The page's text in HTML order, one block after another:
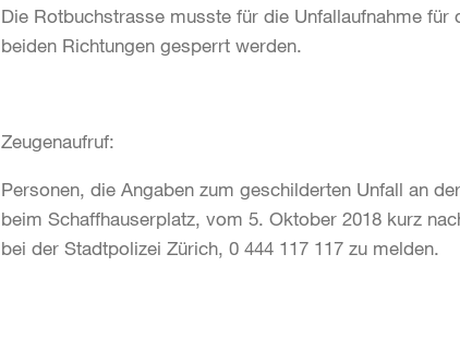
Die Rotbuchstrasse musste für die Unfallaufnahme
beiden Richtungen gesperrt werden.
Zeugenaufruf:
Personen, die Angaben zum geschilderten Unfall an
beim Schaffhauserplatz, vom 5. Oktober 2018 kurz
bei der Stadtpolizei Zürich, 0 444 117 117 zu melden.